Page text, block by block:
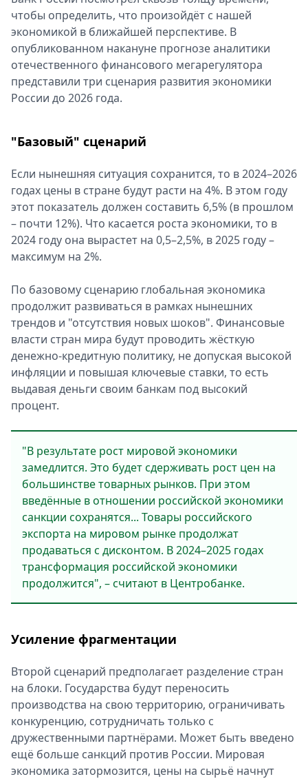
чтобы определить, что произойдёт с нашей
экономикой в ближайшей перспективе. В
опубликованном накануне прогнозе аналитики
отечественного финансового мегарегулятора
представили три сценария развития экономики
России до 2026 года.
"Базовый" сценарий
Если нынешняя ситуация сохранится, то в 2024–2026
годах цены в стране будут расти на 4%. В этом году
этот показатель должен составить 6,5% (в прошлом
– почти 12%). Что касается роста экономики, то в
2024 году она вырастет на 0,5–2,5%, в 2025 году –
максимум на 2%.
По базовому сценарию глобальная экономика
продолжит развиваться в рамках нынешних
трендов и "отсутствия новых шоков". Финансовые
власти стран мира будут проводить жёсткую
денежно-кредитную политику, не допуская высокой
инфляции и повышая ключевые ставки, то есть
выдавая деньги своим банкам под высокий
процент.
"В результате рост мировой экономики
замедлится. Это будет сдерживать рост цен на
большинстве товарных рынков. При этом
введённые в отношении российской экономики
санкции сохранятся... Товары российского
экспорта на мировом рынке продолжат
продаваться с дисконтом. В 2024–2025 годах
трансформация российской экономики
продолжится", – считают в Центробанке.
Усиление фрагментации
Второй сценарий предполагает разделение стран
на блоки. Государства будут переносить
производства на свою территорию, ограничивать
конкуренцию, сотрудничать только с
дружественными партнёрами. Может быть введено
ещё больше санкций против России. Мировая
экономика затормозится, цены на сырьё начнут